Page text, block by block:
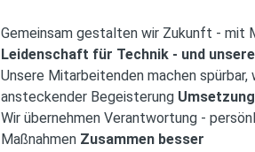
Gemeinsam gestalten wir Zukunft - mit
Leidenschaft für Technik - und
Unsere Mitarbeitenden machen
ansteckender Begeisterung
Wir übernehmen Verantwortung -
Maßnahmen Zusammen besser